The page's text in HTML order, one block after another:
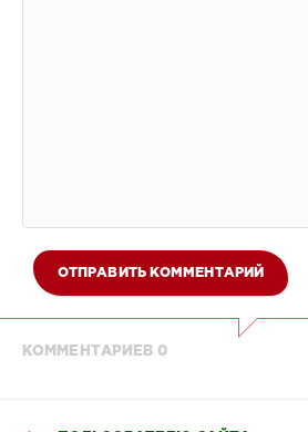
ОТПРАВИТЬ КОММЕНТАРИЙ
КОММЕНТАРИЕВ 0